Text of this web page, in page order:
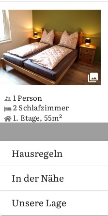
1 Person
2 Schlafzimmer
1. Etage, 55m²
Hausregeln
In der Nähe
Unsere Lage